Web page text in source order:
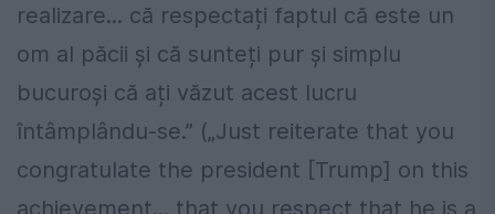
realizare... că respectați faptul că este un
om al păcii și că sunteți pur și simplu
bucuroși că ați văzut acest lucru
întâmplându-se.” („Just reiterate that you
congratulate the president [Trump] on this
achievement... that you respect that he is a